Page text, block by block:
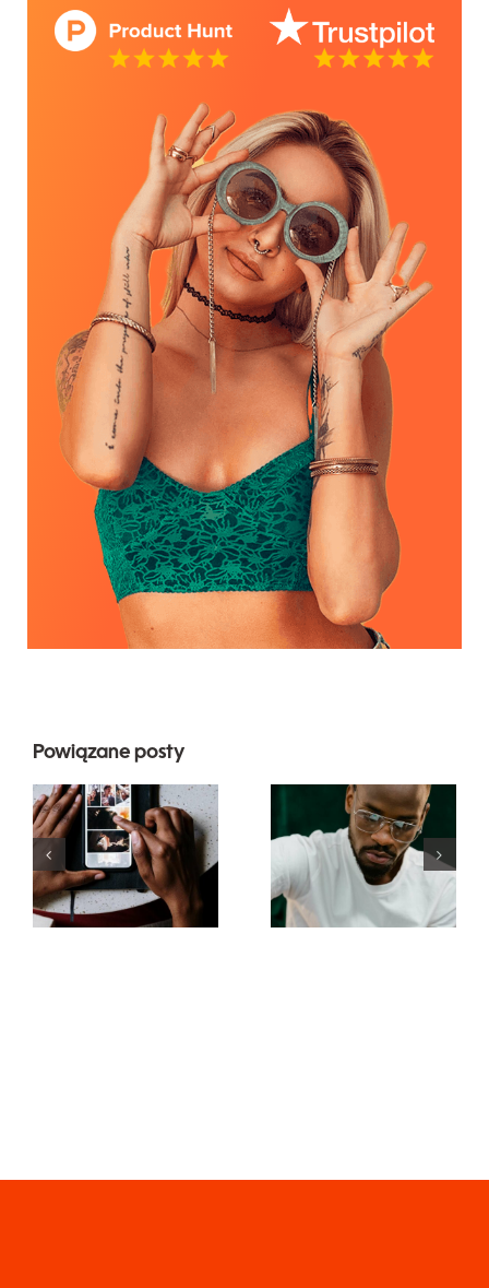
Powiązane posty
Najlepsze
aplikacje do
animacji
zdjęć na
angażujące
posty na
Top 17
wskazówek
dotyczących
zrozumienia
algorytmu